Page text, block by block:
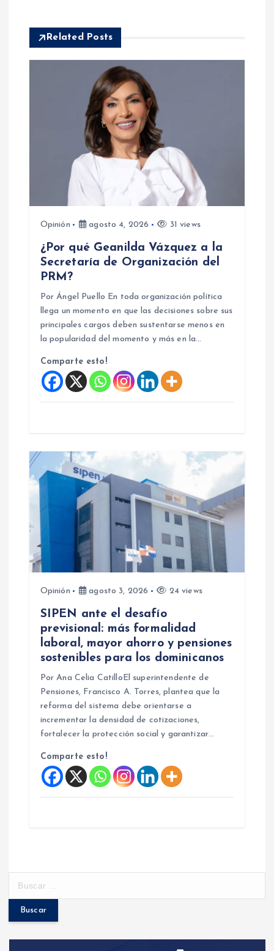
a
c
e
s
Related Posts
Opinión agosto 4, 2026 31 views
¿Por qué Geanilda Vázquez a la
Secretaría de Organización del
PRM?
Por Ángel Puello En toda organización política
llega un momento en que las decisiones sobre sus
principales cargos deben sustentarse menos en
la popularidad del momento y más en la…
Comparte esto!
Opinión agosto 3, 2026 24 views
SIPEN ante el desafío
previsional: más formalidad
laboral, mayor ahorro y pensiones
sostenibles para los dominicanos
Por Ana Celia CatilloEl superintendente de
Pensiones, Francisco A. Torres, plantea que la
reforma del sistema debe orientarse a
incrementar la densidad de cotizaciones,
fortalecer la protección social y garantizar…
Comparte esto!
c